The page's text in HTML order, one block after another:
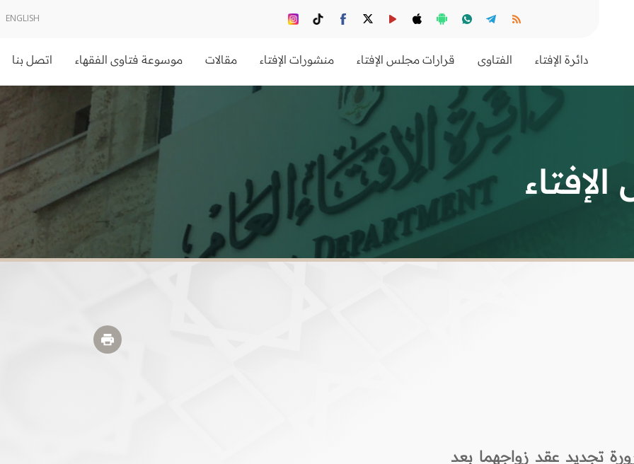
ENGLISH
دائرة الإفتاء الفتاوى قرارات مجلس الإفتاء منشورات الإفتاء مقالات موسوعة فتاوى الفقهاء اتصل بنا
بضرورة تجديد عقد زواجهما بعد